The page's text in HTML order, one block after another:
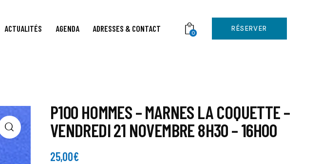
ACTUALITÉS AGENDA ADRESSES & CONTACT 0
RÉSERVER
P100 HOMMES – MARNES LA COQUETTE –
VENDREDI 21 NOVEMBRE 8H30 – 16H00
25,00€